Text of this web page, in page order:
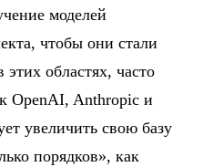
моделей
чтобы они стали
областях, часто
OpenAI, Anthropic и
увеличить свою базу
порядков», как